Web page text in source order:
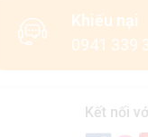
Khiếu nại
0941 339
Kết nối